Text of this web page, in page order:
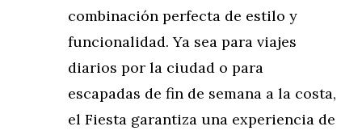
combinación perfecta de estilo y
funcionalidad. Ya sea para viajes
diarios por la ciudad o para
escapadas de fin de semana a la costa,
el Fiesta garantiza una experiencia de